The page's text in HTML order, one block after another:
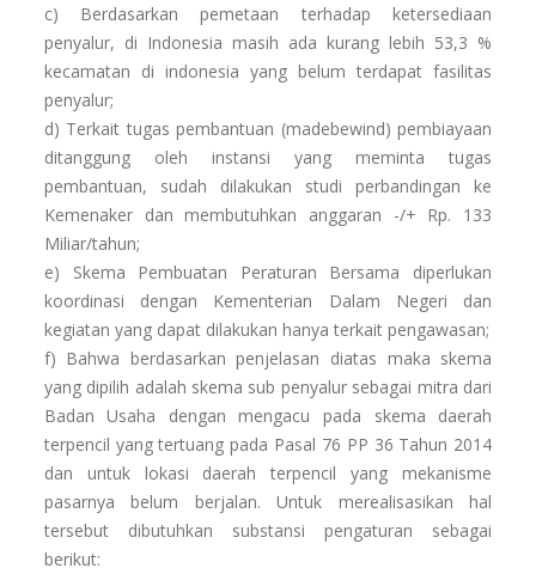
c) Berdasarkan pemetaan terhadap ketersediaan
penyalur, di Indonesia masih ada kurang lebih 53,3 %
kecamatan di indonesia yang belum terdapat fasilitas
penyalur;
d) Terkait tugas pembantuan (madebewind) pembiayaan
ditanggung oleh instansi yang meminta tugas
pembantuan, sudah dilakukan studi perbandingan ke
Kemenaker dan membutuhkan anggaran -/+ Rp. 133
Miliar/tahun;
e) Skema Pembuatan Peraturan Bersama diperlukan
koordinasi dengan Kementerian Dalam Negeri dan
kegiatan yang dapat dilakukan hanya terkait pengawasan;
f) Bahwa berdasarkan penjelasan diatas maka skema
yang dipilih adalah skema sub penyalur sebagai mitra dari
Badan Usaha dengan mengacu pada skema daerah
terpencil yang tertuang pada Pasal 76 PP 36 Tahun 2014
dan untuk lokasi daerah terpencil yang mekanisme
pasarnya belum berjalan. Untuk merealisasikan hal
tersebut dibutuhkan substansi pengaturan sebagai
berikut: